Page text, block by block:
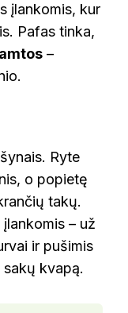
įlankomis, kur
Pafas tinka,
–
Ryte
o popietę
takų.
– už
ir pušimis
kvapą.